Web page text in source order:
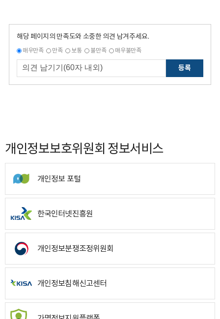
해당 페이지의 만족도와 소중한 의견 남겨주세요.
매우만족 만족 보통 불만족 매우불만족
등록
개인정보보호위원회 정보서비스
개인정보 포털
한국인터넷진흥원
개인정보분쟁조정위원회
개인정보침해신고센터